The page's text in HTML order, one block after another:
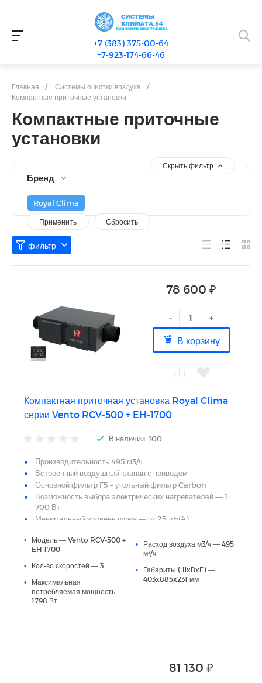
+7 (383) 375-00-64
+7-923-174-66-46
Главная / Системы очистки воздуха
/
Компактные приточные установки
Компактные приточные
установки
Скрыть фильтр
Бренд
Royal Clima
78 600 ₽
- +
В корзину
Компактная приточная установка Royal Clima
серии Vento RCV-500 + EH-1700
В наличии: 100
Производительность 495 м3/ч
Встроенный воздушный клапан с приводом
Основной фильтр F5 + угольный фильтр Carbon
Возможность выбора электрических нагревателей — 1
700 Вт
Минимальный уровень шума — от 25 дБ(А)
Интегрированная система автоматики с сенсорным
пультом управления в комплекте
Простой монтаж, не требующий специальных навыков
•
Модель — Vento RCV-500 +
EH-1700
•
Кол-во скоростей — 3
•
Максимальная
потребляемая мощность —
1798 Вт
•
Расход воздуха м3/ч — 495
м³/ч
•
Габариты (ШxВxГ) —
403x885x231 мм
81 130 ₽